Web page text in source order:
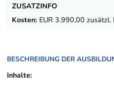
ZUSATZINFO
Kosten: EUR 3.990,00
BESCHREIBUNG DER
Inhalte: